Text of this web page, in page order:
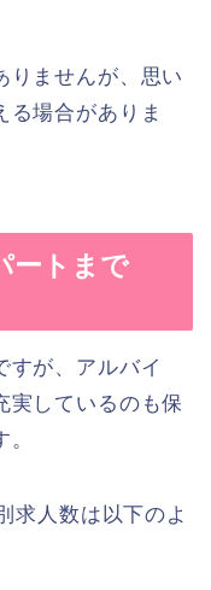
りませんが、思い
る場合がありま
ートまで
すが、アルバイ
実しているのも保
求人数は以下のよ